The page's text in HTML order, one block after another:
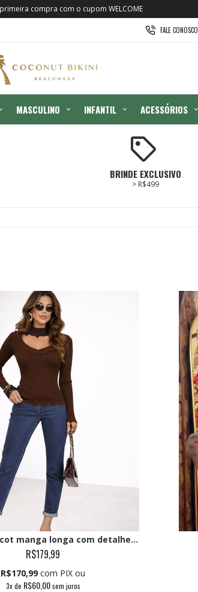
compra com o cupom WELCOME
FALE CONOSCO
MASCULINO INFANTIL ACESSÓRIOS
BRINDE EXCLUSIVO
> R$499
manga longa com detalhe...
R$179,99
R$170,99 com PIX ou
3x de R$60,00sem juros